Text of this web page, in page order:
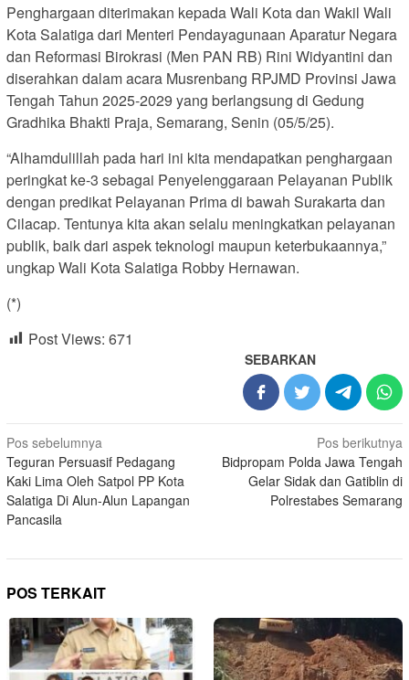
Penghargaan diterimakan kepada Wali Kota dan Wakil Wali
Kota Salatiga dari Menteri Pendayagunaan Aparatur Negara
dan Reformasi Birokrasi (Men PAN RB) Rini Widyantini dan
diserahkan dalam acara Musrenbang RPJMD Provinsi Jawa
Tengah Tahun 2025-2029 yang berlangsung di Gedung
Gradhika Bhakti Praja, Semarang, Senin (05/5/25).
“Alhamdulillah pada hari ini kita mendapatkan penghargaan
peringkat ke-3 sebagai Penyelenggaraan Pelayanan Publik
dengan predikat Pelayanan Prima di bawah Surakarta dan
Cilacap. Tentunya kita akan selalu meningkatkan pelayanan
publik, baik dari aspek teknologi maupun keterbukaannya,”
ungkap Wali Kota Salatiga Robby Hernawan.
(*)
Post Views: 671
SEBARKAN
Navigasi
pos
Pos sebelumnya
Teguran Persuasif Pedagang
Kaki Lima Oleh Satpol PP Kota
Salatiga Di Alun-Alun Lapangan
Pancasila
Pos berikutnya
Bidpropam Polda Jawa Tengah
Gelar Sidak dan Gatiblin di
Polrestabes Semarang
POS TERKAIT